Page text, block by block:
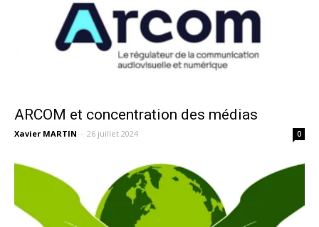
sans-
voix
ARCOM et concentration des médias
Xavier MARTIN - 26 juillet 2024 0